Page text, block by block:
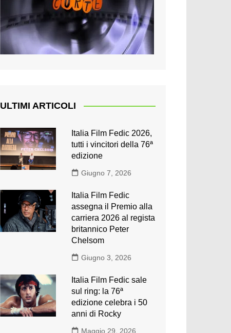
ULTIMI ARTICOLI
Italia Film Fedic 2026,
tutti i vincitori della 76ª
edizione
Giugno 7, 2026
Italia Film Fedic
assegna il Premio alla
carriera 2026 al regista
britannico Peter
Chelsom
Giugno 3, 2026
Italia Film Fedic sale
sul ring: la 76ª
edizione celebra i 50
anni di Rocky
Maggio 29, 2026